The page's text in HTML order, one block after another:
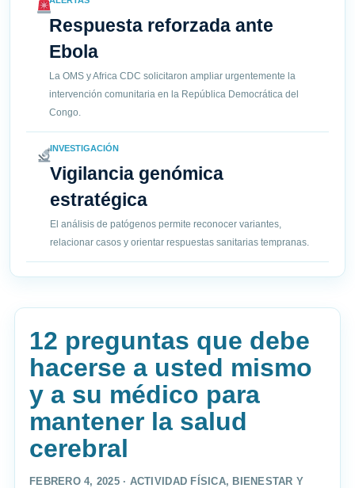
Respuesta reforzada ante
Ebola
La OMS y Africa CDC solicitaron ampliar urgentemente la
intervención comunitaria en la República Democrática del
Congo.
INVESTIGACIÓN
Vigilancia genómica
estratégica
El análisis de patógenos permite reconocer variantes,
relacionar casos y orientar respuestas sanitarias tempranas.
12 preguntas que debe
hacerse a usted mismo
y a su médico para
mantener la salud
cerebral
FEBRERO 4, 2025 · ACTIVIDAD FÍSICA, BIENESTAR Y